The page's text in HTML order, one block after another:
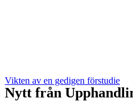
Vikten av en gedigen förstudie
Nytt från